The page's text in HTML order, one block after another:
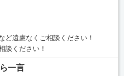
遠慮なくご相談ください！
談ください！
一言